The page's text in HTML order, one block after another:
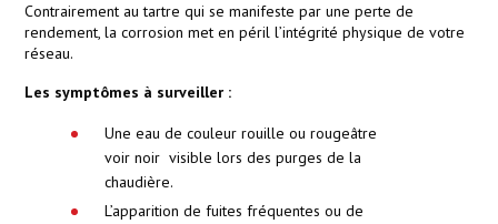
Contrairement au tartre qui se manifeste par une perte de
rendement, la corrosion met en péril l’intégrité physique de votre
réseau.
Les symptômes à surveiller :
Une eau de couleur rouille ou rougeâtre
voir noir visible lors des purges de la
chaudière.
L’apparition de fuites fréquentes ou de